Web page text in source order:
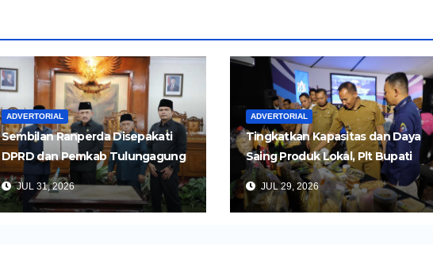
ADVERTORIAL
Sembilan Ranperda Disepakati
DPRD dan Pemkab Tulungagung
Untuk Perkuat Pembangunan
Daerah
JUL 31, 2026
ADVERTORIAL
Tingkatkan Kapasitas dan Daya
Saing Produk Lokal, Plt Bupati
Tulungagung Buka Seminar
Impor dan Ekspor Produk UMKM
JUL 29, 2026